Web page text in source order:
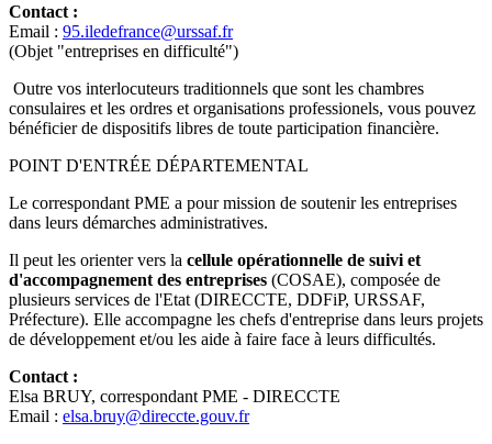
Contact :
Email : 95.iledefrance@urssaf.fr
(Objet "entreprises en difficulté")
Outre vos interlocuteurs traditionnels que sont les chambres
consulaires et les ordres et organisations professionels, vous pouvez
bénéficier de dispositifs libres de toute participation financière.
POINT D'ENTRÉE DÉPARTEMENTAL
Le correspondant PME a pour mission de soutenir les entreprises
dans leurs démarches administratives.
Il peut les orienter vers la cellule opérationnelle de suivi et
d'accompagnement des entreprises (COSAE), composée de
plusieurs services de l'Etat (DIRECCTE, DDFiP, URSSAF,
Préfecture). Elle accompagne les chefs d'entreprise dans leurs projets
de développement et/ou les aide à faire face à leurs difficultés.
Contact :
Elsa BRUY, correspondant PME - DIRECCTE
Email : elsa.bruy@direccte.gouv.fr